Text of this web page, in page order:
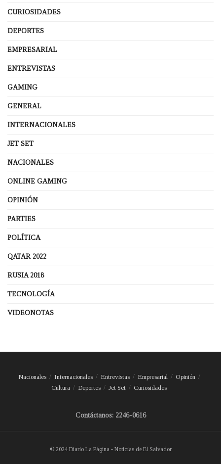
CURIOSIDADES
DEPORTES
EMPRESARIAL
ENTREVISTAS
GAMING
GENERAL
INTERNACIONALES
JET SET
NACIONALES
ONLINE GAMING
OPINIÓN
PARTIES
POLÍTICA
QATAR 2022
RUSIA 2018
TECNOLOGÍA
VIDEONOTAS
Nacionales Internacionales Entrevistas Empresarial
Opinión
Cultura
Deportes Jet Set Curiosidades
Contáctanos: 2246-0616
© 2024 Diario La Página - Noticias de El Salvador